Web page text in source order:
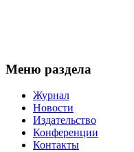
Меню раздела
Журнал
Новости
Издательство
Конференции
Контакты